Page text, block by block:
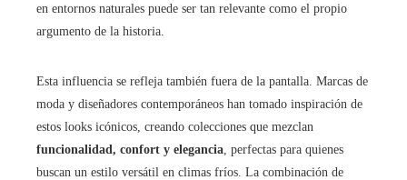
en entornos naturales puede ser tan relevante como el propio
argumento de la historia.
Esta influencia se refleja también fuera de la pantalla. Marcas de
moda y diseñadores contemporáneos han tomado inspiración de
estos looks icónicos, creando colecciones que mezclan
funcionalidad, confort y elegancia , perfectas para quienes
buscan un estilo versátil en climas fríos. La combinación de